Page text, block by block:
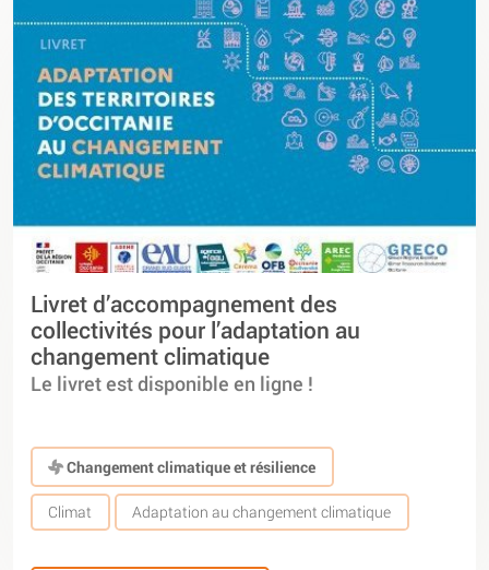
Livret d’accompagnement des
collectivités pour l’adaptation au
changement climatique
Le livret est disponible en ligne !
Changement climatique et résilience
Climat Adaptation au changement climatique